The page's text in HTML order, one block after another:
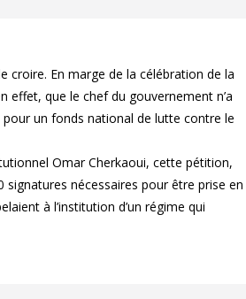
croire. En marge de la célébration de la
effet, que le chef du gouvernement n’a
un fonds national de lutte contre le
Omar Cherkaoui, cette pétition,
nécessaires pour être prise en
à l’institution d’un régime qui